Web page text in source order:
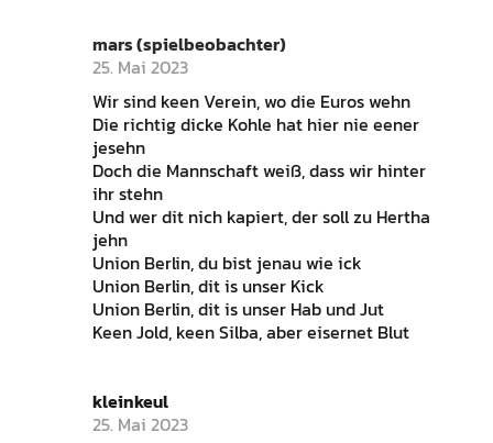
mars (spielbeobachter)
25. Mai 2023
Wir sind keen Verein, wo die Euros wehn
Die richtig dicke Kohle hat hier nie eener
jesehn
Doch die Mannschaft weiß, dass wir hinter
ihr stehn
Und wer dit nich kapiert, der soll zu Hertha
jehn
Union Berlin, du bist jenau wie ick
Union Berlin, dit is unser Kick
Union Berlin, dit is unser Hab und Jut
Keen Jold, keen Silba, aber eisernet Blut
kleinkeul
25. Mai 2023